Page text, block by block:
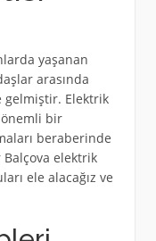
yaşanan
arasında
gelmiştir. Elektrik
önemli bir
beraberinde
elektrik
ele alacağız ve